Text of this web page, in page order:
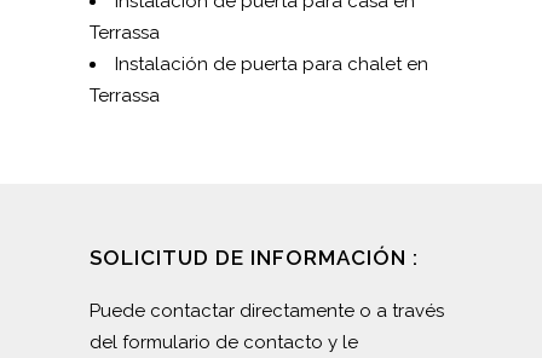
Terrassa
Instalación de puerta para chalet en
Terrassa
SOLICITUD DE INFORMACIÓN :
Puede contactar directamente o a través
del formulario de contacto y le